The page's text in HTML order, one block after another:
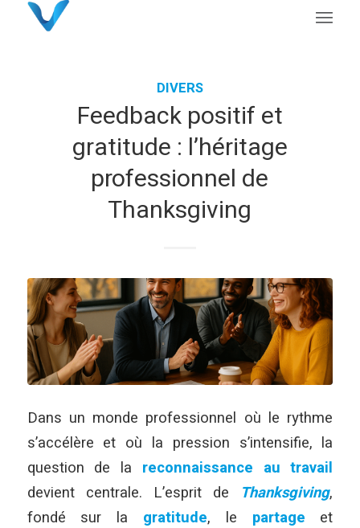
DIVERS
Feedback positif et
gratitude : l’héritage
professionnel de
Thanksgiving
Dans un monde professionnel où le rythme
s’accélère et où la pression s’intensifie, la
question de la reconnaissance au travail
devient centrale. L’esprit de Thanksgiving,
fondé sur la gratitude, le partage et